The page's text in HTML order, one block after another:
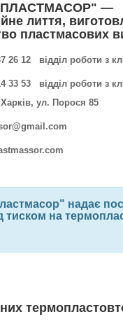
"ПЛАСТМАСОР" —
лиття,
пластмасових
26 12 відділ роботи з
33 53 відділ роботи з
Харків, ул. Порося 85
надає
тиском на